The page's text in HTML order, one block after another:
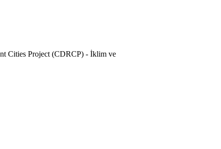
Cities Project (CDRCP) - İklim ve